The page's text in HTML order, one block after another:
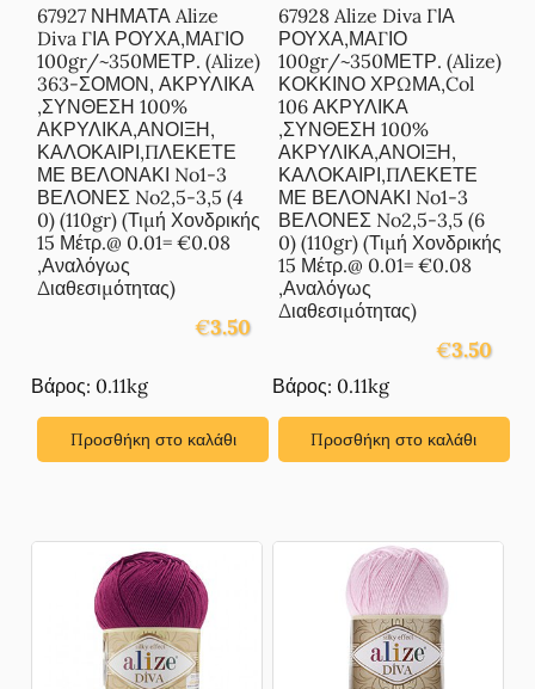
67927 ΝΗΜΑΤΑ Alize
Diva ΓΙΑ ΡΟΥΧΑ,ΜΑΓΙΟ
100gr/~350ΜΕΤΡ. (Alize)
363-ΣΟΜΟΝ, ΑΚΡΥΛΙΚΑ
,ΣΥΝΘΕΣΗ 100%
ΑΚΡΥΛΙΚΑ,ΑΝΟΙΞΗ,
ΚΑΛΟΚΑΙΡΙ,ΠΛΕΚΕΤΕ
ΜΕ ΒΕΛΟΝΑΚΙ No1-3
ΒΕΛΟΝΕΣ No2,5-3,5 (4
0) (110gr) (Τιμή Χονδρικής
15 Μέτρ.@ 0.01= €0.08
,Αναλόγως
Διαθεσιμότητας)
€3.50
Βάρος: 0.11kg
Προσθήκη στο καλάθι
67928 Alize Diva ΓΙΑ
ΡΟΥΧΑ,ΜΑΓΙΟ
100gr/~350ΜΕΤΡ. (Alize)
ΚΟΚΚΙΝΟ ΧΡΩΜΑ,Col
106 ΑΚΡΥΛΙΚΑ
,ΣΥΝΘΕΣΗ 100%
ΑΚΡΥΛΙΚΑ,ΑΝΟΙΞΗ,
ΚΑΛΟΚΑΙΡΙ,ΠΛΕΚΕΤΕ
ΜΕ ΒΕΛΟΝΑΚΙ No1-3
ΒΕΛΟΝΕΣ No2,5-3,5 (6
0) (110gr) (Τιμή Χονδρικής
15 Μέτρ.@ 0.01= €0.08
,Αναλόγως
Διαθεσιμότητας)
€3.50
Βάρος: 0.11kg
Προσθήκη στο καλάθι